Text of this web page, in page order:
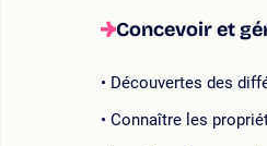
Concevoir et
Découvertes des
Connaître les